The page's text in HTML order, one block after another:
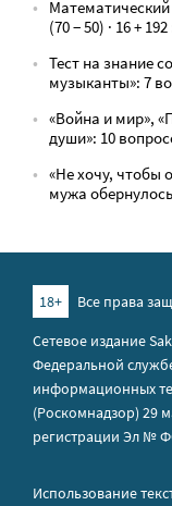
(70 − 50) · 16 +
Тест на знание
музыканты»: 7
«Война и мир»,
души»: 10
«Не хочу, чтобы
мужа
18+
Все права
Сетевое издание
Федеральной
информационных
(Роскомнадзор) 29
регистрации Эл №
Использование